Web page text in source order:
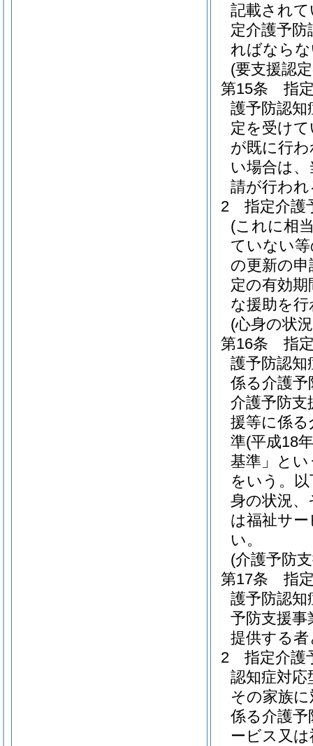
記載され
定介護予
ればなら
(要支援認
第15条
指
護予防認知
定を受け
が既に行
い場合は
請が行わ
2
指定介護
(これに相
ていない
の更新の
定の有効
な援助を
(心身の状
第16条
指
護予防認
係る介護
介護予防支
援等に係
準(平成18
基準」とい
をいう。
身の状況
は福祉サ
い。
(介護予防
第17条
指
護予防認
予防支援
提供する
2
指定介護
認知症対
その家族
係る介護
ービス又